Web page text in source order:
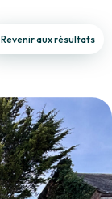
Revenir aux résultats